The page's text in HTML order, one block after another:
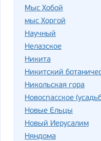
Мыс Хобой
мыс Хоргой
Научный
Нелазское
Никита
Никитский
Никольская гора
Новоспасское
Новые Ельцы
Новый Иерусалим
Няндома